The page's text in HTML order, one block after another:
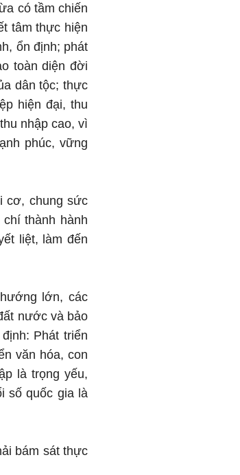
có tầm chiến
tâm thực hiện
ổn định; phát
toàn diện đời
dân tộc; thực
hiện đại, thu
nhập cao, vì
phúc, vững
cơ, chung sức
thành hành
liệt, làm đến
lớn, các
nước và bảo
Phát triển
văn hóa, con
là trọng yếu,
số quốc gia là
bám sát thực